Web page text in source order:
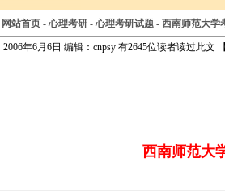
网站首页 - 心理考研 - 心理考研试题 - 西南师范大学
年6月6日 编辑：cnpsy 有2645位读者读过此文
西南师范大